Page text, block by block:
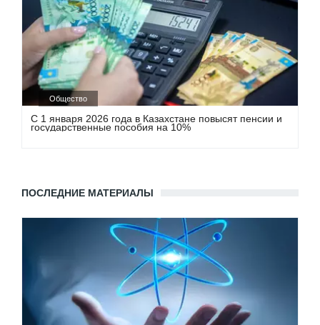
Общество
С 1 января 2026 года в Казахстане повысят пенсии и
государственные пособия на 10%
ПОСЛЕДНИЕ МАТЕРИАЛЫ